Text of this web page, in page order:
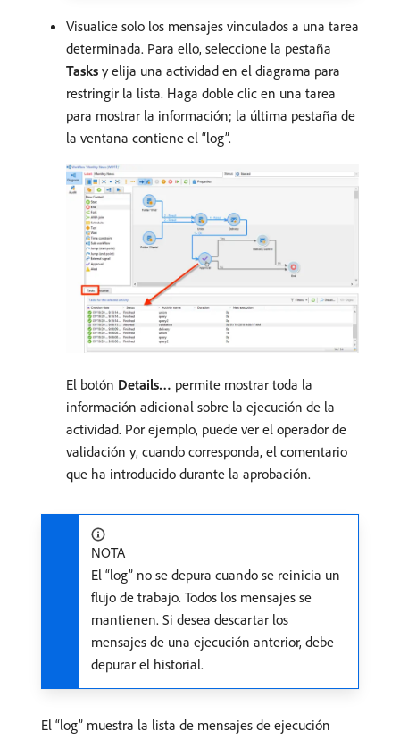
Visualice solo los mensajes vinculados a una tarea
determinada. Para ello, seleccione la pestaña
Tasks y elija una actividad en el diagrama para
restringir la lista. Haga doble clic en una tarea
para mostrar la información; la última pestaña de
la ventana contiene el “log”.
El botón Details… permite mostrar toda la
información adicional sobre la ejecución de la
actividad. Por ejemplo, puede ver el operador de
validación y, cuando corresponda, el comentario
que ha introducido durante la aprobación.
NOTA
El “log” no se depura cuando se reinicia un
flujo de trabajo. Todos los mensajes se
mantienen. Si desea descartar los
mensajes de una ejecución anterior, debe
depurar el historial.
El “log” muestra la lista de mensajes de ejecución